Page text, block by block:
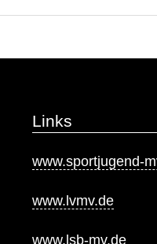
Links
www.sportjugend-
www.lvmv.de
www.lsb-mv.de